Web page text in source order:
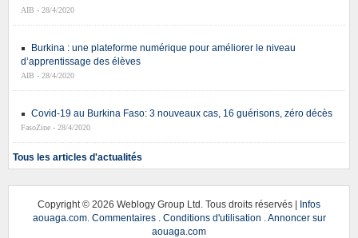
AIB - 28/4/2020
Burkina : une plateforme numérique pour améliorer le niveau
d’apprentissage des élèves
AIB - 28/4/2020
Covid-19 au Burkina Faso: 3 nouveaux cas, 16 guérisons, zéro décès
FasoZine - 28/4/2020
Tous les articles d'actualités
Copyright © 2026 Weblogy Group Ltd. Tous droits réservés | Infos
aouaga.com. Commentaires. Conditions d'utilisation
Annoncer sur
aouaga.com